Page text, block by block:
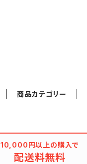
商品カテゴリー
10,000円以上の購入で
配送料無料